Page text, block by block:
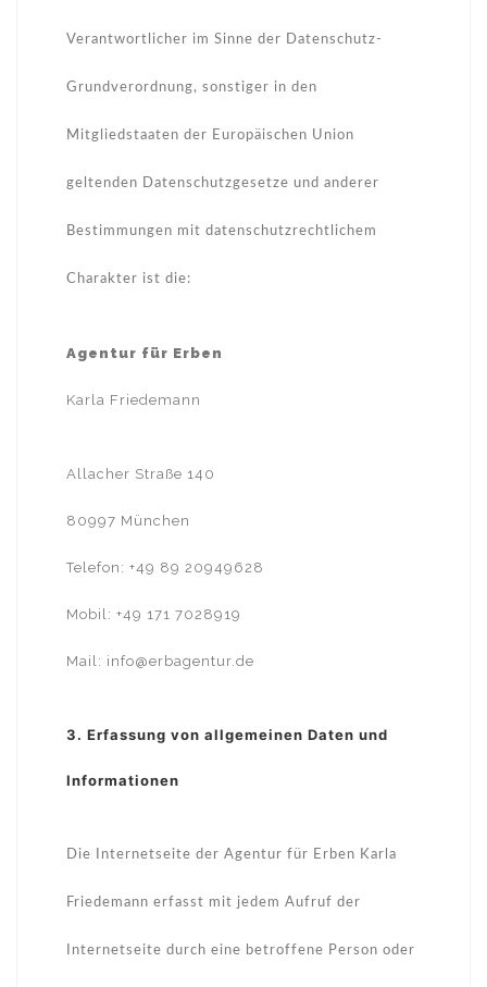
Verantwortlicher im Sinne der Datenschutz-
Grundverordnung, sonstiger in den
Mitgliedstaaten der Europäischen Union
geltenden Datenschutzgesetze und anderer
Bestimmungen mit datenschutzrechtlichem
Charakter ist die:
Agentur für Erben
Karla Friedemann
Allacher Straße 140
80997 München
Telefon: +49 89 20949628
Mobil: +49 171 7028919
Mail: info@erbagentur.de
3. Erfassung von allgemeinen Daten und
Informationen
Die Internetseite der Agentur für Erben Karla
Friedemann erfasst mit jedem Aufruf der
Internetseite durch eine betroffene Person oder